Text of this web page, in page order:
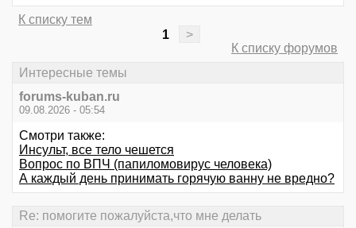
К списку тем
1
>
К списку форумов
Интересные темы
forums-kuban.ru
09.08.2026 - 05:54
Смотри также:
Инсульт, все тело чешется
Вопрос по ВПЧ (папиломовирус человека)
А каждый день принимать горячую ванну не вредно?
Re: помогите пожалуйста,что мне делать